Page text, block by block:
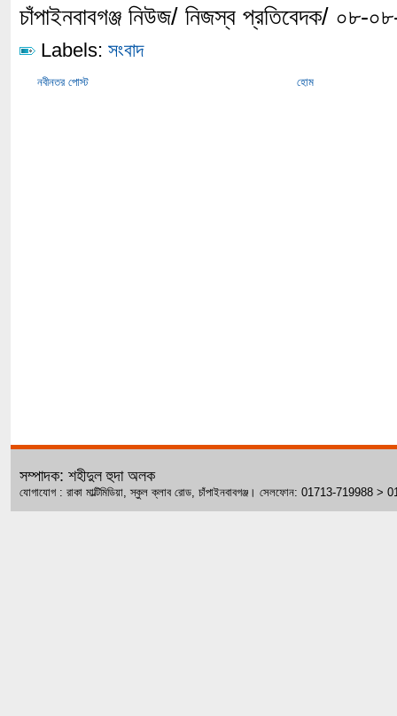
চাঁপাইনবাবগঞ্জ নিউজ/ নিজস্ব প্রতিবেদক/ ০৮-
Labels: সংবাদ
নবীনতর পোস্ট হোম
সম্পাদক: শহীদুল হুদা অলক
যোগাযোগ : রাকা মাল্টিমিডিয়া, স্কুল ক্লাব রোড, চাঁপাইনবাবগঞ্জ। সেলফোন: 01713-